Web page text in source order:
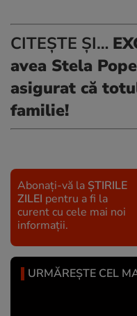
CITEȘTE ȘI…
avea Stela
asigurat că
familie!
Abonați-vă la ȘTIRILE
ZILEI pentru a fi la
curent cu cele mai noi
informații.
URMĂREȘTE CEL